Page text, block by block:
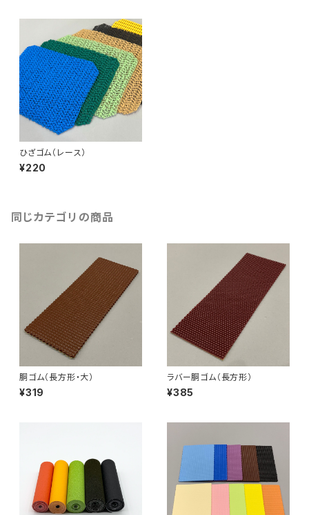
ひざゴム（レース）
¥220
同じカテゴリの商品
胴ゴム（長方形・大）
¥319
ラバー胴ゴム（長方形）
¥385